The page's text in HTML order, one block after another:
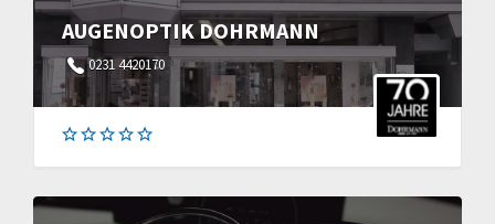
AUGENOPTIK DOHRMANN
0231 4420170